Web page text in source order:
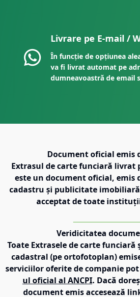
Livrare pe E-mail /
În funcție de opțiunea
va fi livrat automat pe
dumneavoastră de email
Document oficial emis
Extrasul de carte funciară livrat
este un document oficial, emis
cadastru și publicitate
acceptat de toate
Veridicitatea
Toate Extrasele de carte funciară
cadastral (pe ortofotoplan)
serviciilor oferite de companie
ul oficial al ANCPI. Dacă
document emis accesează